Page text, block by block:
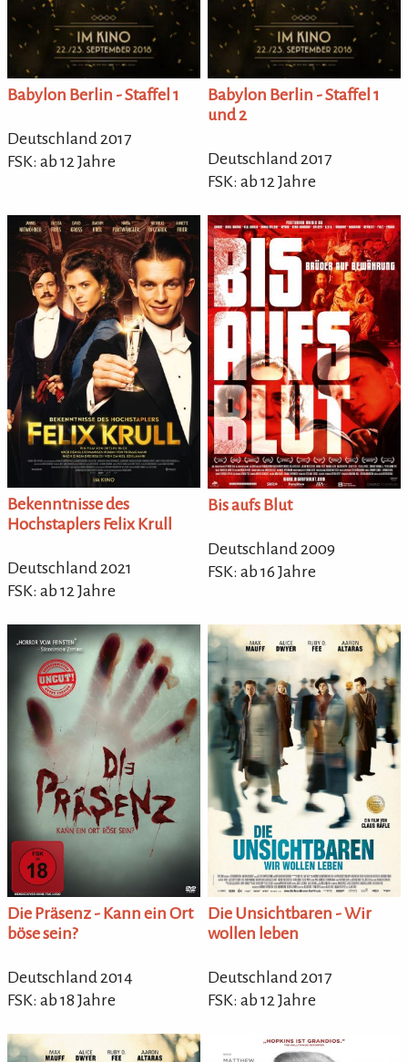
Babylon Berlin - Staffel 1
Deutschland 2017
FSK: ab 12 Jahre
Babylon Berlin - Staffel 1
und 2
Deutschland 2017
FSK: ab 12 Jahre
Bekenntnisse des
Hochstaplers Felix Krull
Deutschland 2021
FSK: ab 12 Jahre
Bis aufs Blut
Deutschland 2009
FSK: ab 16 Jahre
Die Präsenz - Kann ein Ort
böse sein?
Deutschland 2014
FSK: ab 18 Jahre
Die Unsichtbaren - Wir
wollen leben
Deutschland 2017
FSK: ab 12 Jahre